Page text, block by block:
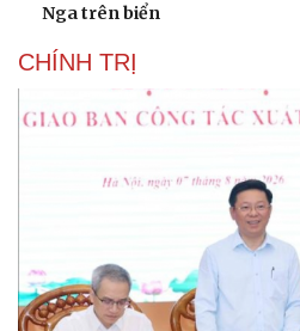
Nga trên biển
CHÍNH TRỊ